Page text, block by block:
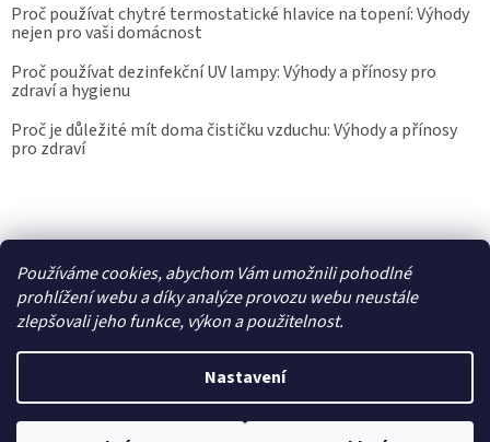
Používáme cookies, abychom Vám umožnili pohodlné
prohlížení webu a díky analýze provozu webu neustále
zlepšovali jeho funkce, výkon a použitelnost.
Nastavení
Proč používat chytré termostatické hlavice na topení: Výhody
nejen pro vaši domácnost
Proč používat dezinfekční UV lampy: Výhody a přínosy pro
zdraví a hygienu
Proč je důležité mít doma čističku vzduchu: Výhody a přínosy
pro zdraví
Copyright 2026Epřístroje.cz. Všechna práva vyhrazena.Upravit